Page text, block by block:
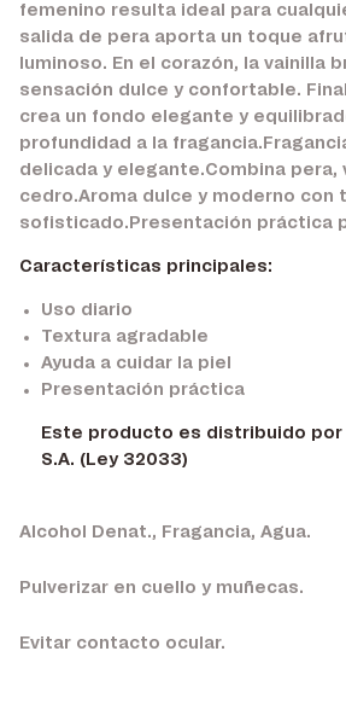
femenino resulta ideal para
salida de pera aporta un toque
luminoso. En el corazón, la vainilla
sensación dulce y confortable.
crea un fondo elegante y
profundidad a la
delicada y elegante.Combina pera,
cedro.Aroma dulce y moderno con
sofisticado.Presentación práctica
Características principales:
Uso diario
Textura agradable
Ayuda a cuidar la piel
Presentación práctica
Este producto es distribuido por
S.A. (Ley 32033)
Alcohol Denat., Fragancia, Agua.
Pulverizar en cuello y muñecas.
Evitar contacto ocular.